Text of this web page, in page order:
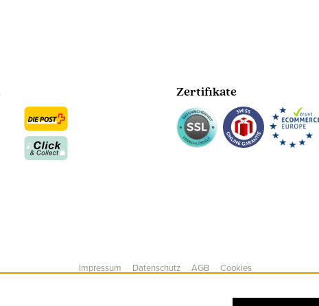
Zertifikate
Impressum Datenschutz AGB Cookies